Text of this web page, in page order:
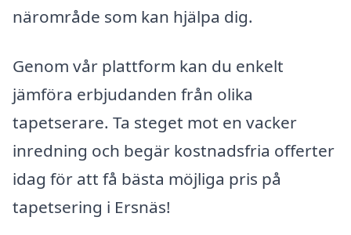
närområde som kan hjälpa dig.
Genom vår plattform kan du enkelt
jämföra erbjudanden från olika
tapetserare. Ta steget mot en vacker
inredning och begär kostnadsfria offerter
idag för att få bästa möjliga pris på
tapetsering i Ersnäs!